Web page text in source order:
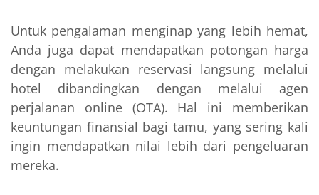
Untuk pengalaman menginap yang lebih hemat,
Anda juga dapat mendapatkan potongan harga
dengan melakukan reservasi langsung melalui
hotel dibandingkan dengan melalui agen
perjalanan online (OTA). Hal ini memberikan
keuntungan finansial bagi tamu, yang sering kali
ingin mendapatkan nilai lebih dari pengeluaran
mereka.